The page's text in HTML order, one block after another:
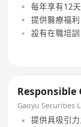
每年享有12
提供醫療福利
設有在職培訓
Responsible
Gaoyu Securities
提供具吸引